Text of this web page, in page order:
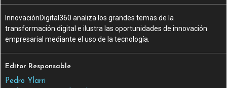
InnovaciónDigital360 analiza los grandes temas de la
transformación digital e ilustra las oportunidades de innovación
empresarial mediante el uso de la tecnología.
Editor Responsable
Pedro Ylarri